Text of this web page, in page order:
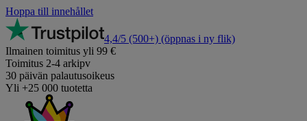
Hoppa till innehållet
4,4/5 (500+) (öppnas i ny flik)
Ilmainen toimitus yli 99 €
Toimitus 2-4 arkipv
30 päivän palautusoikeus
Yli +25 000 tuotetta